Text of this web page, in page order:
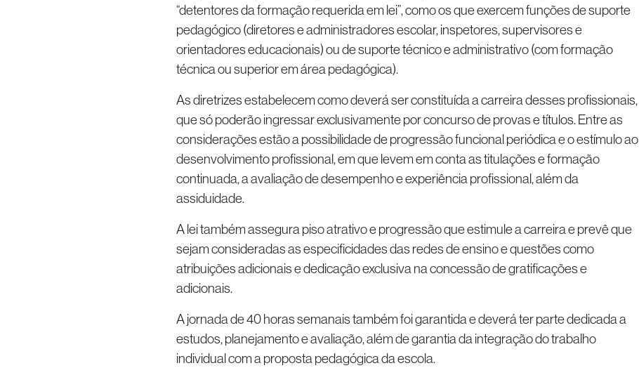
“detentores da formação requerida em lei”, como os que exercem funções de suporte
pedagógico (diretores e administradores escolar, inspetores, supervisores e
orientadores educacionais) ou de suporte técnico e administrativo (com formação
técnica ou superior em área pedagógica).
As diretrizes estabelecem como deverá ser constituída a carreira desses profissionais,
que só poderão ingressar exclusivamente por concurso de provas e títulos. Entre as
considerações estão a possibilidade de progressão funcional periódica e o estímulo ao
desenvolvimento profissional, em que levem em conta as titulações e formação
continuada, a avaliação de desempenho e experiência profissional, além da
assiduidade.
A lei também assegura piso atrativo e progressão que estimule a carreira e prevê que
sejam consideradas as especificidades das redes de ensino e questões como
atribuições adicionais e dedicação exclusiva na concessão de gratificações e
adicionais.
A jornada de 40 horas semanais também foi garantida e deverá ter parte dedicada a
estudos, planejamento e avaliação, além de garantia da integração do trabalho
individual com a proposta pedagógica da escola.